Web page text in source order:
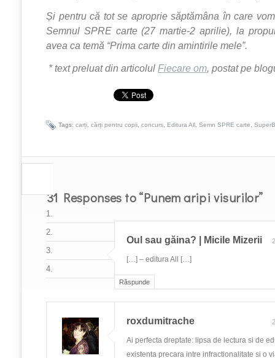
Și pentru că tot se aproprie săptămâna în care
Semnul SPRE carte (27 martie-2 aprilie), la
avea ca temă “Prima carte din amintirile mele”.
* text preluat din articolul Fiecare om , postat pe
Tags: carți cărți pentru copii concurs Editura All Semn SPRE carte
31 Responses to “Punem aripi visurilor”
Răspunde
Oul sau găina? | Micile Mizerii
[…] – editura All […]
roxdumitrache
Ai perfecta dreptate: lipsa de lectura si de
existenta precara intre infractionalitate si o